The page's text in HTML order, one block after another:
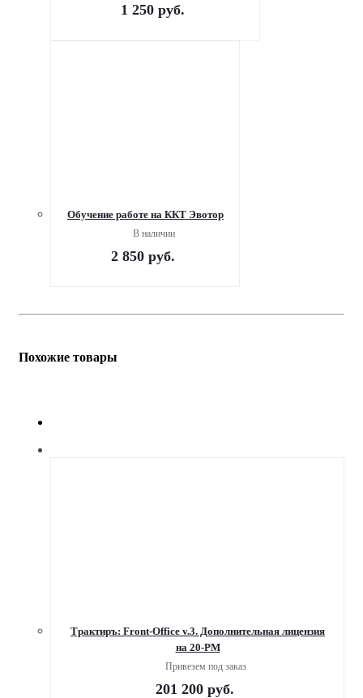
1 250 руб.
Обучение работе на ККТ Эвотор
В наличии
2 850руб.
Похожие товары
Трактиръ: Front-Office v.3. Дополнительная лицензия
на 20-РМ
Привезем под заказ
201 200 руб.